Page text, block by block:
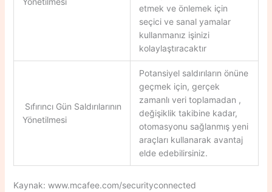
etmek ve önlemek için
seçici ve sanal yamalar
kullanmanız işinizi
kolaylaştıracaktır
Sıfırıncı Gün Saldırılarının
Yönetilmesi
Potansiyel saldırıların önüne
geçmek için, gerçek
zamanlı veri toplamadan ,
değişiklik takibine kadar,
otomasyonu sağlanmış yeni
araçları kullanarak avantaj
elde edebilirsiniz.
Kaynak: www.mcafee.com/securityconnected